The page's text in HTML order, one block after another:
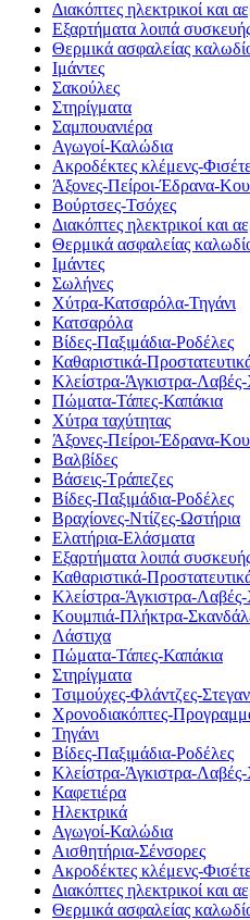
Διακόπτες ηλεκτρικοί και
Εξαρτήματα λοιπά
Θερμικά ασφαλείας
Ιμάντες
Σακούλες
Στηρίγματα
Σαμπουανιέρα
Αγωγοί-Καλώδια
Ακροδέκτες κλέμενς-
Άξονες-Πείροι-Έδρανα-
Βούρτσες-Τσόχες
Διακόπτες ηλεκτρικοί και
Θερμικά ασφαλείας
Ιμάντες
Σωλήνες
Χύτρα-Κατσαρόλα-Τηγάνι
Κατσαρόλα
Βίδες-Παξιμάδια-Ροδέλες
Καθαριστικά-
Κλείστρα-Άγκιστρα-Λαβές-
Πώματα-Τάπες-Καπάκια
Χύτρα ταχύτητας
Άξονες-Πείροι-Έδρανα-
Βαλβίδες
Βάσεις-Τράπεζες
Βίδες-Παξιμάδια-Ροδέλες
Βραχίονες-Ντίζες-Ωστήρια
Ελατήρια-Ελάσματα
Εξαρτήματα λοιπά
Καθαριστικά-
Κλείστρα-Άγκιστρα-Λαβές-
Κουμπιά-Πλήκτρα-
Λάστιχα
Πώματα-Τάπες-Καπάκια
Στηρίγματα
Τσιμούχες-Φλάντζες-
Χρονοδιακόπτες-
Τηγάνι
Βίδες-Παξιμάδια-Ροδέλες
Κλείστρα-Άγκιστρα-Λαβές-
Καφετιέρα
Ηλεκτρικά
Αγωγοί-Καλώδια
Αισθητήρια-Σένσορες
Ακροδέκτες κλέμενς-
Διακόπτες ηλεκτρικοί και
Θερμικά ασφαλείας